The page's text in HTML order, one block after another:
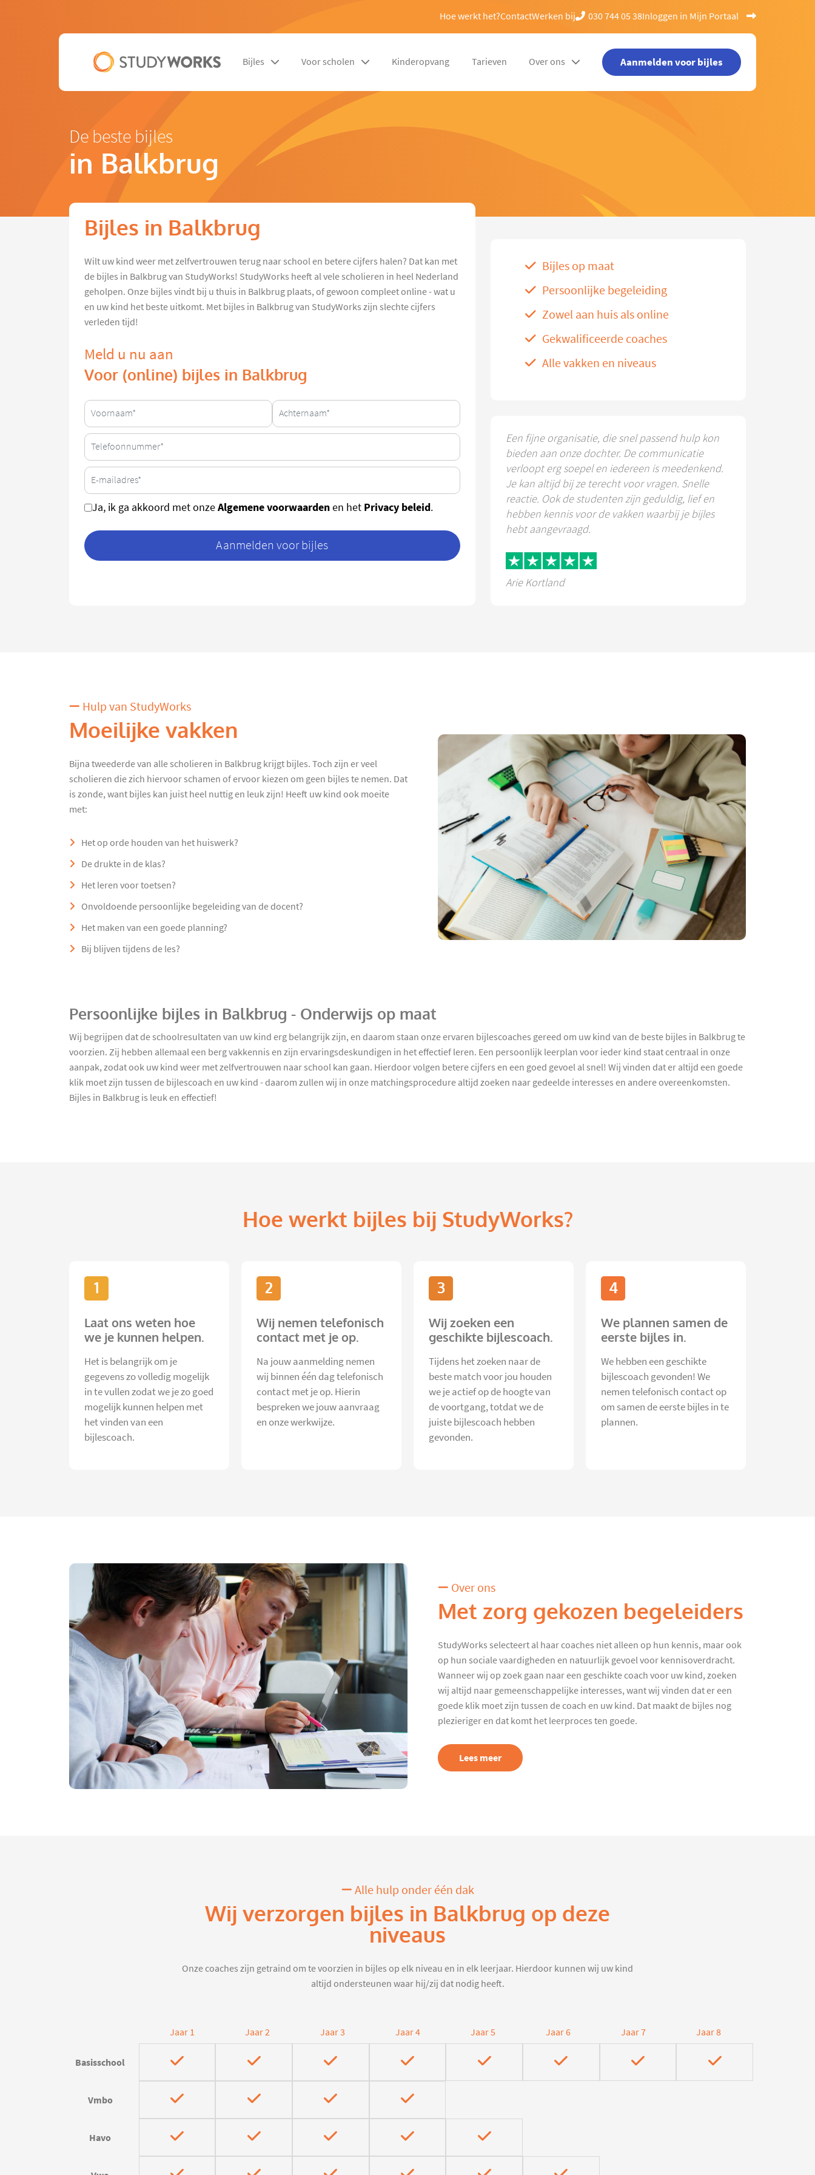
Hoe werkt het?ContactWerken bij 030 744 05 38Inloggen in Mijn Portaal
Bijles Voor scholen Kinderopvang Tarieven Over ons Aanmelden voor bijles
De beste bijles
in Balkbrug
Bijles in Balkbrug
Wilt uw kind weer met zelfvertrouwen terug naar school en betere cijfers halen? Dat kan met
de bijles in Balkbrug van StudyWorks! StudyWorks heeft al vele scholieren in heel Nederland
geholpen. Onze bijles vindt bij u thuis in Balkbrug plaats, of gewoon compleet online - wat u
en uw kind het beste uitkomt. Met bijles in Balkbrug van StudyWorks zijn slechte cijfers
verleden tijd!
Meld u nu aan
Voor (online) bijles in Balkbrug
Ja, ik ga akkoord met onzeAlgemene voorwaardenen het Privacy beleid.
Aanmelden voor bijles
Bijles op maat
Persoonlijke begeleiding
Zowel aan huis als online
Gekwalificeerde coaches
Alle vakken en niveaus
Een fijne organisatie, die snel passend hulp kon
bieden aan onze dochter. De communicatie
verloopt erg soepel en iedereen is meedenkend.
Je kan altijd bij ze terecht voor vragen. Snelle
reactie. Ook de studenten zijn geduldig, lief en
hebben kennis voor de vakken waarbij je bijles
hebt aangevraagd.
Arie Kortland
Hulp van StudyWorks
Moeilijke vakken
Bijna tweederde van alle scholieren in Balkbrug krijgt bijles. Toch zijn er veel
scholieren die zich hiervoor schamen of ervoor kiezen om geen bijles te nemen. Dat
is zonde, want bijles kan juist heel nuttig en leuk zijn! Heeft uw kind ook moeite
met:
Het op orde houden van het huiswerk?
De drukte in de klas?
Het leren voor toetsen?
Onvoldoende persoonlijke begeleiding van de docent?
Het maken van een goede planning?
Bij blijven tijdens de les?
Persoonlijke bijles in Balkbrug - Onderwijs op maat
Wij begrijpen dat de schoolresultaten van uw kind erg belangrijk zijn, en daarom staan onze ervaren bijlescoaches gereed om uw kind van de beste bijles in Balkbrug te
voorzien. Zij hebben allemaal een berg vakkennis en zijn ervaringsdeskundigen in het effectief leren. Een persoonlijk leerplan voor ieder kind staat centraal in onze
aanpak, zodat ook uw kind weer met zelfvertrouwen naar school kan gaan. Hierdoor volgen betere cijfers en een goed gevoel al snel! Wij vinden dat er altijd een goede
klik moet zijn tussen de bijlescoach en uw kind - daarom zullen wij in onze matchingsprocedure altijd zoeken naar gedeelde interesses en andere overeenkomsten.
Bijles in Balkbrug is leuk en effectief!
Hoe werkt bijles bij StudyWorks?
1
Laat ons weten hoe
we je kunnen helpen.
Het is belangrijk om je
gegevens zo volledig mogelijk
in te vullen zodat we je zo goed
mogelijk kunnen helpen met
het vinden van een
bijlescoach.
2
Wij nemen telefonisch
contact met je op.
Na jouw aanmelding nemen
wij binnen één dag telefonisch
contact met je op. Hierin
bespreken we jouw aanvraag
en onze werkwijze.
3
Wij zoeken een
geschikte bijlescoach.
Tijdens het zoeken naar de
beste match voor jou houden
we je actief op de hoogte van
de voortgang, totdat we de
juiste bijlescoach hebben
gevonden.
4
We plannen samen de
eerste bijles in.
We hebben een geschikte
bijlescoach gevonden! We
nemen telefonisch contact op
om samen de eerste bijles in te
plannen.
Over ons
Met zorg gekozen begeleiders
StudyWorks selecteert al haar coaches niet alleen op hun kennis, maar ook
op hun sociale vaardigheden en natuurlijk gevoel voor kennisoverdracht.
Wanneer wij op zoek gaan naar een geschikte coach voor uw kind, zoeken
wij altijd naar gemeenschappelijke interesses, want wij vinden dat er een
goede klik moet zijn tussen de coach en uw kind. Dat maakt de bijles nog
plezieriger en dat komt het leerproces ten goede.
Lees meer
Alle hulp onder één dak
Wij verzorgen bijles in Balkbrug op deze
niveaus
Onze coaches zijn getraind om te voorzien in bijles op elk niveau en in elk leerjaar. Hierdoor kunnen wij uw kind
altijd ondersteunen waar hij/zij dat nodig heeft.
Jaar 1 Jaar 2 Jaar 3 Jaar 4 Jaar 5 Jaar 6 Jaar 7 Jaar 8
Basisschool
Vmbo
Havo